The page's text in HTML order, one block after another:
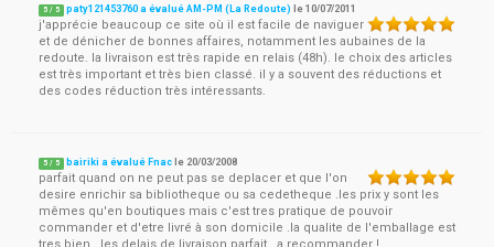
5 / 5 paty121453760 a évalué AM-PM (La Redoute) le10/07/2011
j'apprécie beaucoup ce site où il est facile de naviguer
et de dénicher de bonnes affaires, notamment les aubaines de la
redoute. la livraison est très rapide en relais (48h). le choix des articles
est très important et très bien classé. il y a souvent des réductions et
des codes réduction très intéressants.
5 / 5 bairiki a évalué Fnac le 20/03/2008
parfait quand on ne peut pas se deplacer et que l'on
desire enrichir sa bibliotheque ou sa cedetheque .les prix y sont les
mêmes qu'en boutiques mais c'est tres pratique de pouvoir
commander et d'etre livré à son domicile .la qualite de l'emballage est